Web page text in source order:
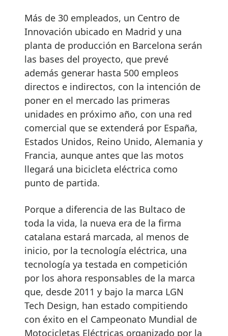
Más de 30 empleados, un Centro de
Innovación ubicado en Madrid y una
planta de producción en Barcelona serán
las bases del proyecto, que prevé
además generar hasta 500 empleos
directos e indirectos, con la intención de
poner en el mercado las primeras
unidades en próximo año, con una red
comercial que se extenderá por España,
Estados Unidos, Reino Unido, Alemania y
Francia, aunque antes que las motos
llegará una bicicleta eléctrica como
punto de partida.
Porque a diferencia de las Bultaco de
toda la vida, la nueva era de la firma
catalana estará marcada, al menos de
inicio, por la tecnología eléctrica, una
tecnología ya testada en competición
por los ahora responsables de la marca
que, desde 2011 y bajo la marca LGN
Tech Design, han estado compitiendo
con éxito en el Campeonato Mundial de
Motocicletas Eléctricas organizado por la